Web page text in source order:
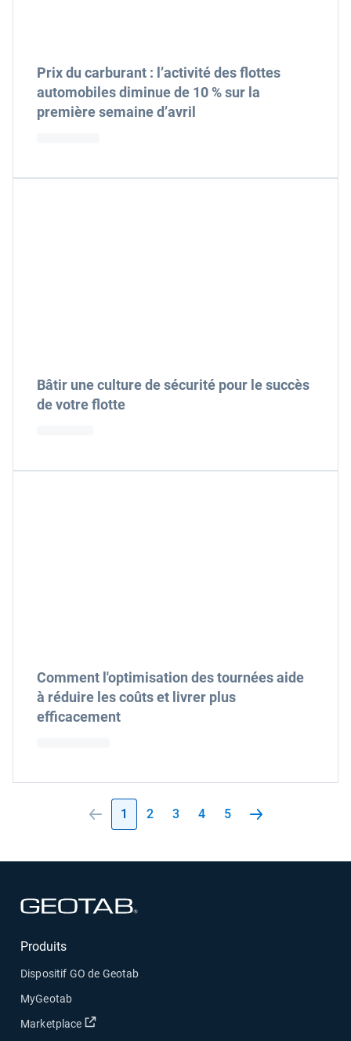
Prix du carburant : l’activité des flottes
automobiles diminue de 10 % sur la
première semaine d’avril
Bâtir une culture de sécurité pour le succès
de votre flotte
Comment l'optimisation des tournées aide
à réduire les coûts et livrer plus
efficacement
1 2 3 4 5
Produits
Dispositif GO de Geotab
MyGeotab
Marketplace
Ouvrir dans une nouvelle fenêtre